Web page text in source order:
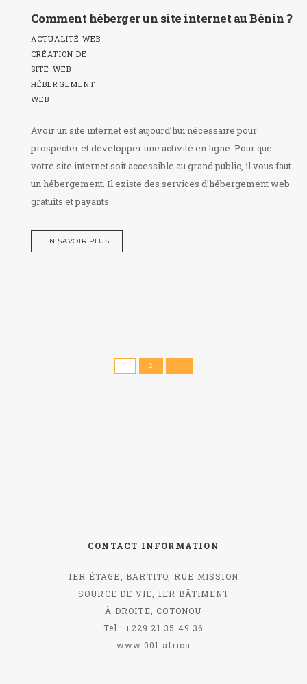
Comment héberger un site internet au Bénin ?
ACTUALITÉ WEB
CRÉATION DE
SITE WEB
HÉBERGEMENT
WEB
Avoir un site internet est aujourd’hui nécessaire pour
prospecter et développer une activité en ligne. Pour que
votre site internet soit accessible au grand public, il vous faut
un hébergement. Il existe des services d’hébergement web
gratuits et payants.
EN SAVOIR PLUS
1 2 →
CONTACT INFORMATION
1ER ÉTAGE, BARTITO, RUE MISSION
SOURCE DE VIE, 1ER BÂTIMENT
À DROITE, COTONOU
Tel : +229 21 35 49 36
www.001.africa